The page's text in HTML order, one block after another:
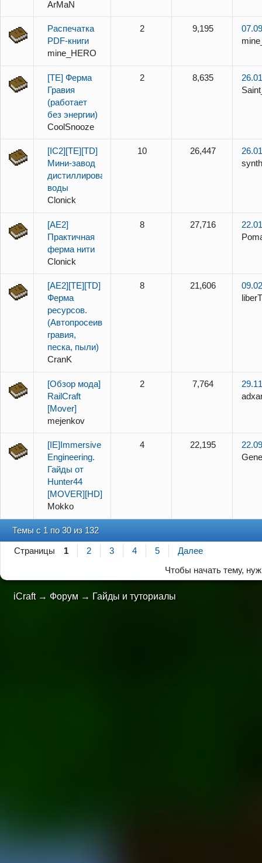
ArMaN
Распечатка
PDF-книги
mine_HERO
2 9,195
[TE] Ферма
Гравия
(работает
без энергии)
CoolSnooze
2 8,635
[IC2][TE][TD]
Мини-завод
дистиллированной
воды
Clonick
10 26,447
[AE2]
Практичная
ферма нити
Clonick
8 27,716
[AE2][TE][TD]
Ферма
ресурсов.
(Автопросеивание
гравия,
песка, пыли)
CranK
8 21,606
[Обзор мода]
RailCraft
[Mover]
mejenkov
2 7,764
[IE]Immersive
Engineering.
Гайды от
Hunter44
[MOVER][HD]
Mokko
4 22,195
Темы с 1 по 30 из 132
Страницы 1 2 3 4 5
Далее
Чтобы начать тему,
iCraft → Форум → Гайды и туториалы